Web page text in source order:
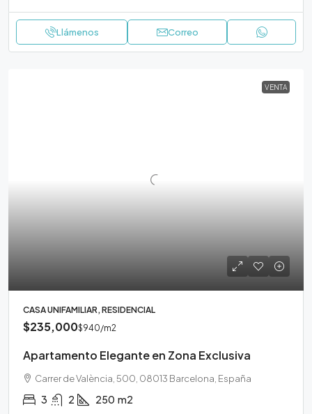
Llámenos Correo
VENTA
CASA UNIFAMILIAR, RESIDENCIAL
$235,000$940/m2
Apartamento Elegante en Zona Exclusiva
Carrer de València, 500, 08013 Barcelona, España
3 2 250 m2